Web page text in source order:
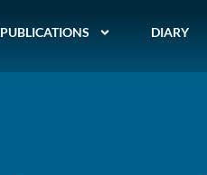
PUBLICATIONS DIARY